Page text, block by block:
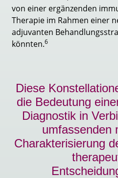
von einer ergänzenden
Therapie im Rahmen einer
adjuvanten
könnten.6
Diese
die Bedeutung
Diagnostik in
umfassenden
Charakterisierung